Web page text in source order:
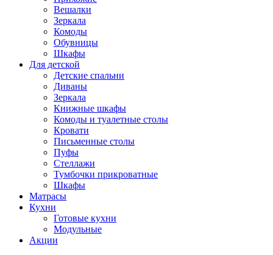
Вешалки
Зеркала
Комоды
Обувницы
Шкафы
Для детской
Детские спальни
Диваны
Зеркала
Книжные шкафы
Комоды и туалетные столы
Кровати
Письменные столы
Пуфы
Стеллажи
Тумбочки прикроватные
Шкафы
Матрасы
Кухни
Готовые кухни
Модульные
Акции